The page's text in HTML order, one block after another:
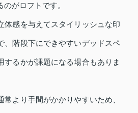
がロフトです。
体感を与えてスタイリッシュな印
、階段下にできやすいデッドスペ
するかが課題になる場合もありま
より手間がかかりやすいため、